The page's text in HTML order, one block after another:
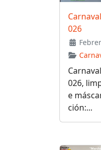
026
026,
e
ción:...